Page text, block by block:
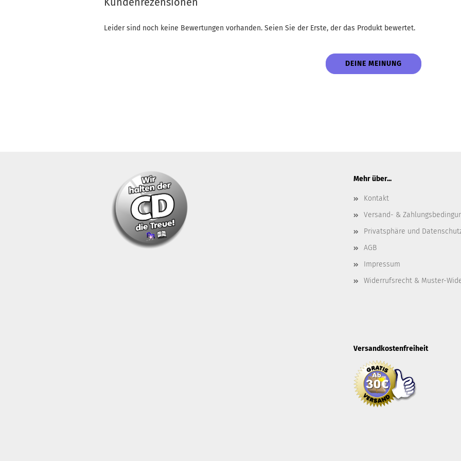
Leider sind noch keine Bewertungen vorhanden. Seien Sie der Erste, der das Produkt bewertet.
DEINE MEINUNG
Mehr über...
Kontakt
Versand- &
Privatsphäre und
AGB
Impressum
Widerrufsrecht & Muster-
Versandkostenfreiheit